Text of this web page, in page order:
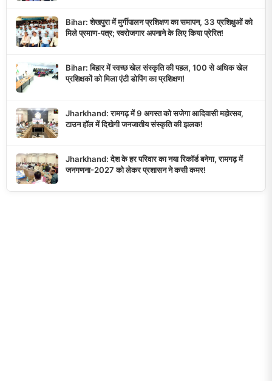
Bihar: शेखपुरा में मुर्गीपालन प्रशिक्षण का समापन, 33 प्रशिक्षुओं को
मिले प्रमाण-पत्र; स्वरोजगार अपनाने के लिए किया प्रेरित!
Bihar: बिहार में स्वच्छ खेल संस्कृति की पहल, 100 से अधिक खेल
प्रशिक्षकों को मिला एंटी डोपिंग का प्रशिक्षण!
Jharkhand: रामगढ़ में 9 अगस्त को सजेगा आदिवासी महोत्सव,
टाउन हॉल में दिखेगी जनजातीय संस्कृति की झलक!
Jharkhand: देश के हर परिवार का नया रिकॉर्ड बनेगा, रामगढ़ में
जनगणना-2027 को लेकर प्रशासन ने कसी कमर!